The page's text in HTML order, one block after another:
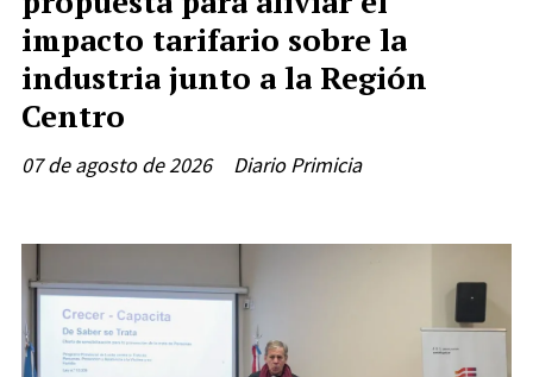
impacto tarifario sobre la
industria junto a la Región
Centro
Diario Primicia
07 de agosto de 2026